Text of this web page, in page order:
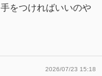
をつければいいのや
2026/07/23 15:18